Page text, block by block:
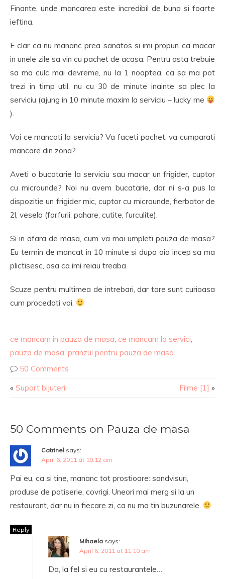
Finante, unde mancarea este incredibil de buna si foarte
ieftina.
E clar ca nu mananc prea sanatos si imi propun ca macar
in unele zile sa vin cu pachet de acasa. Pentru asta trebuie
sa ma culc mai devreme, nu la 1 noaptea, ca sa ma pot
trezi in timp util, nu cu 30 de minute inainte sa plec la
serviciu (ajung in 10 minute maxim la serviciu – lucky me
).
Voi ce mancati la serviciu? Va faceti pachet, va cumparati
mancare din zona?
Aveti o bucatarie la serviciu sau macar un frigider, cuptor
cu microunde? Noi nu avem bucatarie, dar ni s-a pus la
dispozitie un frigider mic, cuptor cu microunde, fierbator de
2l, vesela (farfurii, pahare, cutite, furculite).
Si in afara de masa, cum va mai umpleti pauza de masa?
Eu termin de mancat in 10 minute si dupa aia incep sa ma
plictisesc, asa ca imi reiau treaba.
Scuze pentru multimea de intrebari, dar tare sunt curioasa
cum procedati voi.
ce mancam in pauza de masa, ce mancam la servici,
pauza de masa, pranzul pentru pauza de masa
50 Comments
« Suport bijuterii Filme [1] »
50 Comments on Pauza de masa
Catrinel says:
April 6, 2011 at 10:12 am
Pai eu, ca si tine, mananc tot prostioare: sandvisuri,
produse de patiserie, covrigi. Uneori mai merg si la un
restaurant, dar nu in fiecare zi, ca nu ma tin buzunarele.
Reply
Mihaela says:
April 6, 2011 at 11:10 am
Da, la fel si eu cu restaurantele…